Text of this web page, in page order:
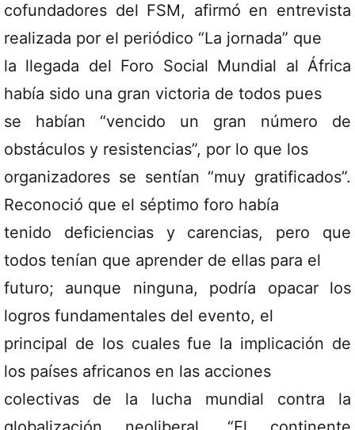
cofundadores del FSM, afirmó en entrevista
realizada por el periódico “La jornada” que
la llegada del Foro Social Mundial al África
había sido una gran victoria de todos pues
se habían “vencido un gran número de
obstáculos y resistencias”, por lo que los
organizadores se sentían “muy gratificados”.
Reconoció que el séptimo foro había
tenido deficiencias y carencias, pero que
todos tenían que aprender de ellas para el
futuro; aunque ninguna, podría opacar los
logros fundamentales del evento, el
principal de los cuales fue la implicación de
los países africanos en las acciones
colectivas de la lucha mundial contra la